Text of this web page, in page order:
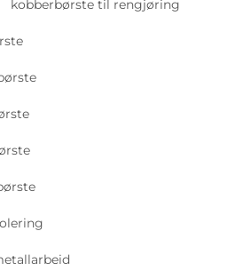
kobberbørste til rengjøring